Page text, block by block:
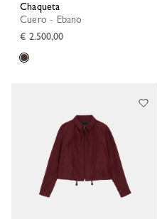
Chaqueta
Cuero - Ebano
€ 2.500,00